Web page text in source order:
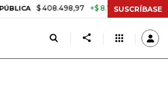
$ 408.498,97 +$ 8.753,81 +2,19% TASA
SUSCRÍBASE